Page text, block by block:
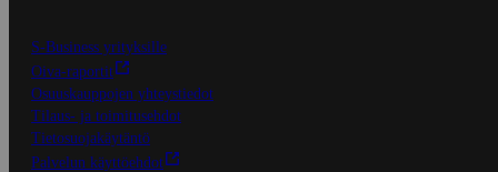
S-Business yrityksille
Oiva-raportit
Osuuskauppojen yhteystiedot
Tilaus- ja toimitusehdot
Tietosuojakäytäntö
Palvelun käyttöehdot